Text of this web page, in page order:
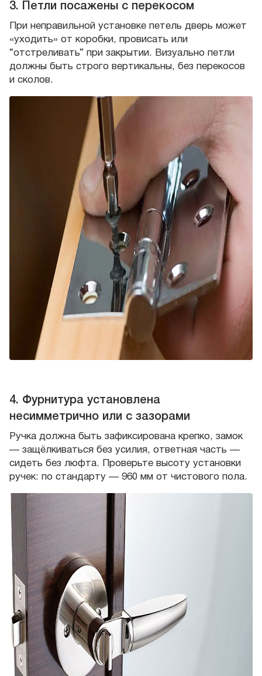
3. Петли посажены с перекосом
При неправильной установке петель дверь может
«уходить» от коробки, провисать или
“отстреливать” при закрытии. Визуально петли
должны быть строго вертикальны, без перекосов
и сколов.
4. Фурнитура установлена
несимметрично или с зазорами
Ручка должна быть зафиксирована крепко, замок
— защёлкиваться без усилия, ответная часть —
сидеть без люфта. Проверьте высоту установки
ручек: по стандарту — 960 мм от чистового пола.